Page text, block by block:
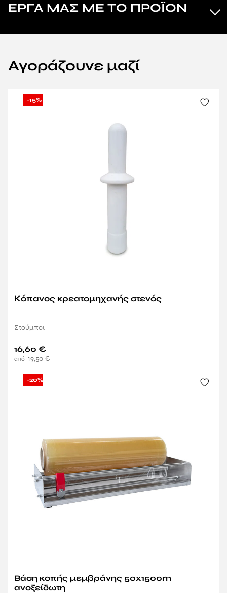
ΕΡΓΑ ΜΑΣ ΜΕ ΤΟ ΠΡΟΪΟΝ
Αγοράζουνε μαζί
-15%
Κόπανος κρεατομηχανής στενός
Στούμποι
19,50€
16,60 €
-20%
Βάση κοπής μεμβράνης 50x1500m
ανοξείδωτη